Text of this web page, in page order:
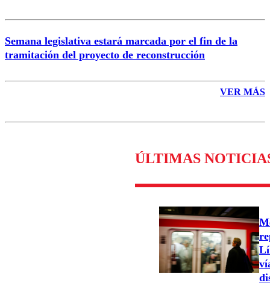
Semana legislativa estará marcada por el fin de la
tramitación del proyecto de reconstrucción
VER MÁS
ÚLTIMAS